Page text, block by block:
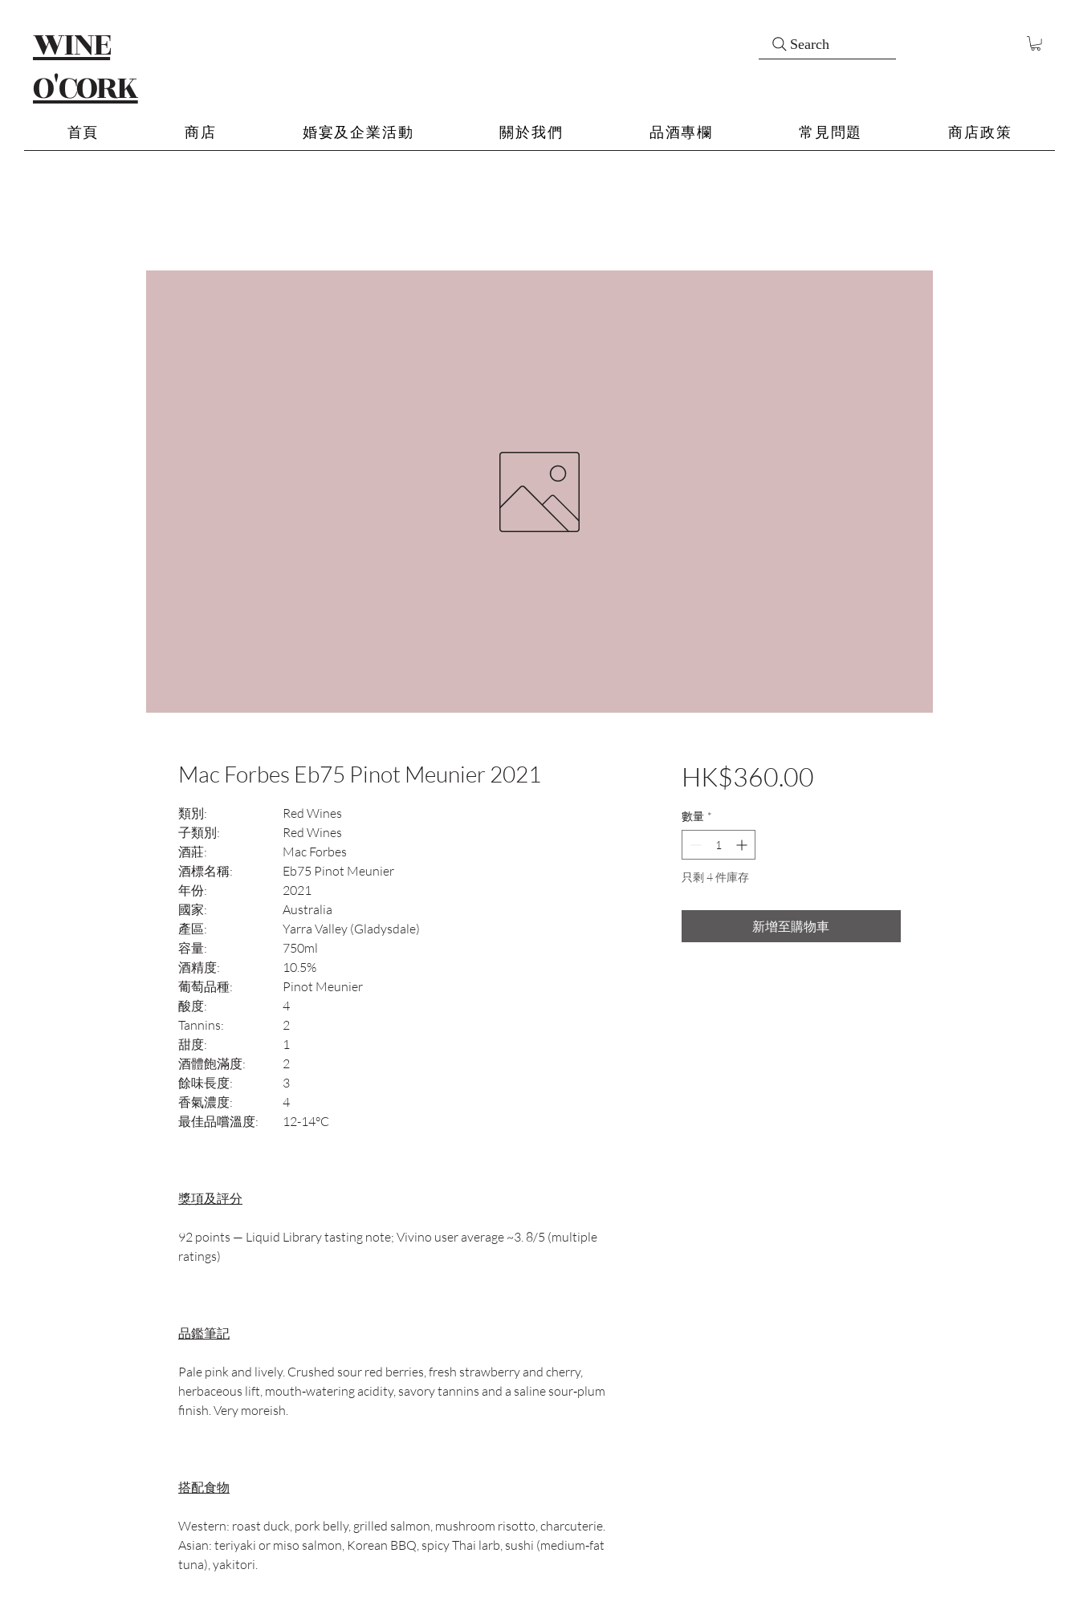
WINE
O'CORK
Search
首頁 商店 婚宴及企業活動 關於我們 品酒專欄 常見問題 商店政策
Mac Forbes Eb75 Pinot Meunier 2021
類別:
Red Wines
子類別:
Red Wines
酒莊:
Mac Forbes
酒標名稱:
Eb75 Pinot Meunier
年份:
2021
國家:
Australia
產區:
Yarra Valley (Gladysdale)
容量:
750ml
酒精度:
10.5%
葡萄品種:
Pinot Meunier
酸度:
4
Tannins:
2
甜度:
1
酒體飽滿度:
2
餘味長度:
3
香氣濃度:
4
最佳品嚐溫度:
12-14°C
獎項及評分
92 points — Liquid Library tasting note; Vivino user average ~3. 8/5 (multiple
ratings)
品鑑筆記
Pale pink and lively. Crushed sour red berries, fresh strawberry and cherry,
herbaceous lift, mouth‑watering acidity, savory tannins and a saline sour‑plum
finish. Very moreish.
搭配食物
Western: roast duck, pork belly, grilled salmon, mushroom risotto, charcuterie.
Asian: teriyaki or miso salmon, Korean BBQ, spicy Thai larb, sushi (medium‑fat
tuna), yakitori.
HK$360.00價
數量 *
只剩 4 件庫存
新增至購物車